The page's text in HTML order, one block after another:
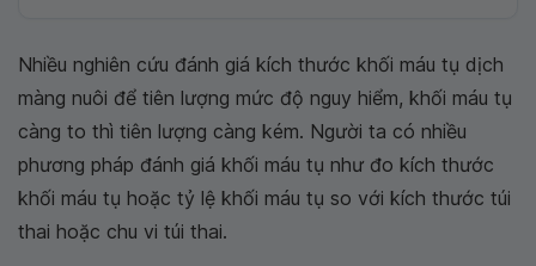
Nhiều nghiên cứu đánh giá kích thước khối máu tụ dịch
màng nuôi để tiên lượng mức độ nguy hiểm, khối máu tụ
càng to thì tiên lượng càng kém. Người ta có nhiều
phương pháp đánh giá khối máu tụ như đo kích thước
khối máu tụ hoặc tỷ lệ khối máu tụ so với kích thước túi
thai hoặc chu vi túi thai.